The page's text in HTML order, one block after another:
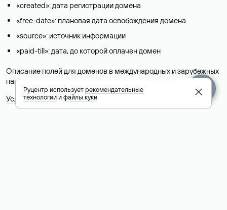
«created»: дата регистрации домена
«free-date»: плановая дата освобождения домена
«source»: источник информации
«paid-till»: дата, до которой оплачен домен
Описание полей для доменов в международных и зарубежных
национальных доменах представлены в разделе «Помощь».
Условия использования Whois-сервиса
Руцентр используетрекомендательные
технологииифайлы куки